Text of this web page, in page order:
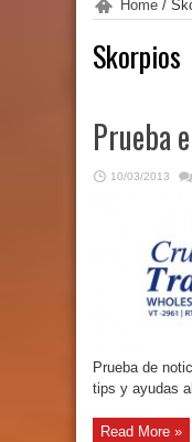
Home /
Skorpios
Prueba
10/03/2013
Prueba de
tips y ayudas
Read More »